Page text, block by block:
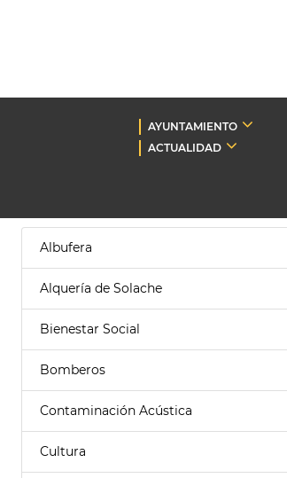
AYUNTAMIENTO
ACTUALIDAD
Albufera
Alquería de Solache
Bienestar Social
Bomberos
Contaminación Acústica
Cultura